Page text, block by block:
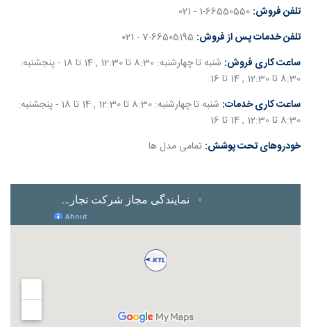
تلفن فروش:
تلفن خدمات پس از فروش:
ساعت کاری فروش:
شنبه تا چهارشنبه: 8:30 تا 12:30 , 14 تا 18 - پنجشنبه:
8:30 تا 12:30 , 14 تا 16
ساعت کاری خدمات:
شنبه تا چهارشنبه: 8:30 تا 12:30 , 14 تا 18 - پنجشنبه:
8:30 تا 12:30 , 14 تا 16
خودروهای تحت پوشش: تمامی مدل ها